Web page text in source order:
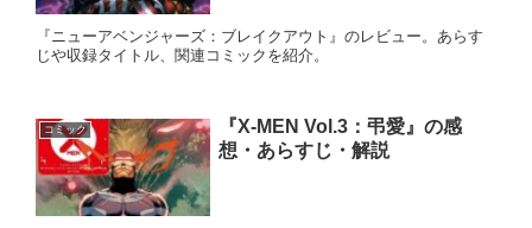
『ニューアベンジャーズ：ブレイクアウト』のレビュー。あらす
じや収録タイトル、関連コミックを紹介。
コミック
『X-MEN Vol.3：弔愛』の感
想・あらすじ・解説